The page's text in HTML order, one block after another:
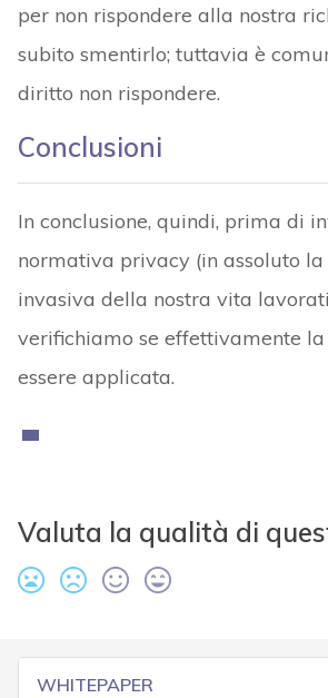
per non rispondere alla nostra
subito smentirlo; tuttavia è
diritto non rispondere.
Conclusioni
In conclusione, quindi, prima di
normativa privacy (in assoluto
invasiva della nostra vita
verifichiamo se effettivamente la
essere applicata.
Valuta la qualità di
WHITEPAPER